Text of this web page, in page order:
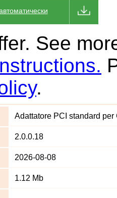
See
.
Adattatore PCI standard
2.0.0.18
2026-08-08
1.12 Mb